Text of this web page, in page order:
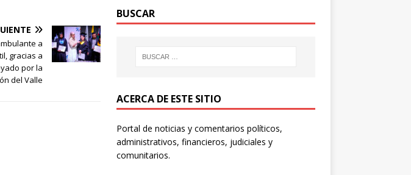
a
gracias a
por la
del Valle
BUSCAR
ACERCA DE ESTE SITIO
Portal de noticias y comentarios políticos,
administrativos, financieros, judiciales y
comunitarios.